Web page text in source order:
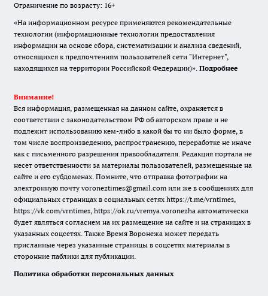
Ограничение по возрасту: 16+
«На информационном ресурсе применяются рекомендательные
технологии (информационные технологии предоставления
информации на основе сбора, систематизации и анализа сведений,
относящихся к предпочтениям пользователей сети "Интернет",
находящихся на территории Российской Федерации)». Подробнее
Внимание!
Вся информация, размещенная на данном сайте, охраняется в
соответствии с законодательством РФ об авторском праве и не
подлежит использованию кем-либо в какой бы то ни было форме, в
том числе воспроизведению, распространению, переработке не иначе
как с письменного разрешения правообладателя. Редакция портала не
несет ответственности за материалы пользователей, размещенные на
сайте и его субдоменах. Помните, что отправка фотографии на
электронную почту voroneztimes@gmail.com или же в сообщениях для
официальных страницах в социальных сетях https://t.me/vrntimes,
https://vk.com/vrntimes, https://ok.ru/vremya.voronezha автоматически
будет являться согласием на их размещение на сайте и на страницах в
указанных соцсетях. Также Время Воронежа может передать
присланные через указанные страницы в соцсетях материалы в
сторонние паблики для публикации.
Политика обработки персональных данных